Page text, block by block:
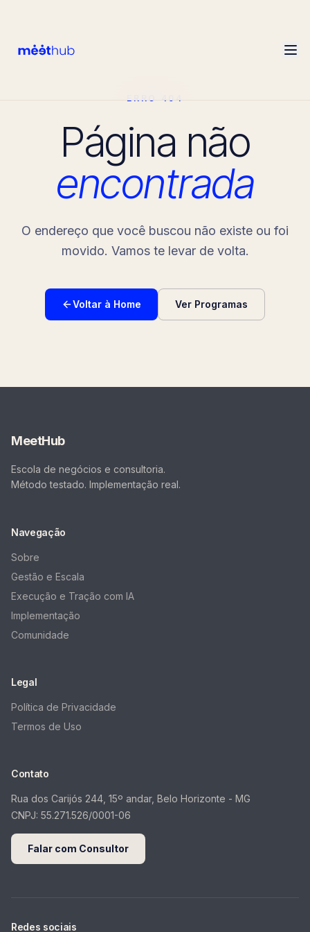
ERRO 404
Página não
encontrada
O endereço que você buscou não existe ou foi
movido. Vamos te levar de volta.
Voltar à Home Ver Programas
MeetHub
Escola de negócios e consultoria.
Método testado. Implementação real.
Navegação
Sobre
Gestão e Escala
Execução e Tração com IA
Implementação
Comunidade
Legal
Política de Privacidade
Termos de Uso
Contato
Rua dos Carijós 244, 15º andar, Belo Horizonte - MG
CNPJ: 55.271.526/0001-06
Falar com Consultor
Redes sociais